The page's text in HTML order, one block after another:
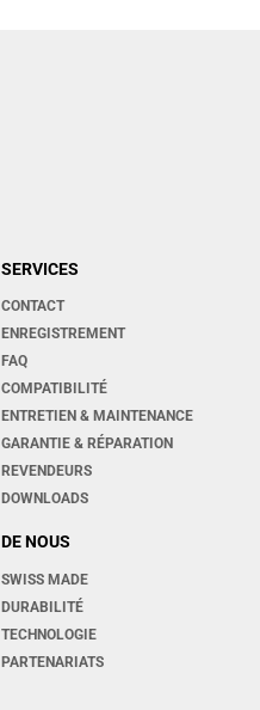
SERVICES
CONTACT
ENREGISTREMENT
FAQ
COMPATIBILITÉ
ENTRETIEN & MAINTENANCE
GARANTIE & RÉPARATION
REVENDEURS
DOWNLOADS
DE NOUS
SWISS MADE
DURABILITÉ
TECHNOLOGIE
PARTENARIATS